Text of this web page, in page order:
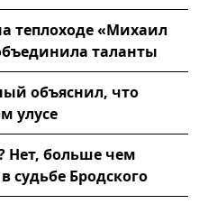
теплоходе «Михаил
таланты
объяснил, что
улусе
Нет, больше чем
судьбе Бродского